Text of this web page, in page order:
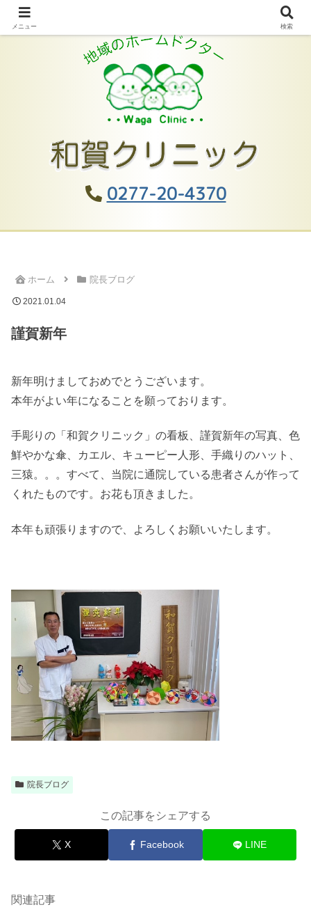
0277-20-4370
ホーム 院長ブログ
2021.01.04
謹賀新年
新年明けましておめでとうございます。
本年がよい年になることを願っております。
手彫りの「和賀クリニック」の看板、謹賀新年の写真、色
鮮やかな傘、カエル、キューピー人形、手織りのハット、
三猿。。。すべて、当院に通院している患者さんが作って
くれたものです。お花も頂きました。
本年も頑張りますので、よろしくお願いいたします。
院長ブログ
この記事をシェアする
X Facebook LINE
関連記事
メニュー 検索